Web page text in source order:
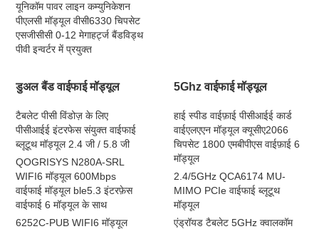
यूनिकॉम पावर लाइन कम्युनिकेशन
पीएलसी मॉड्यूल वीसी6330 चिपसेट
एसजीसीसी 0-12 मेगाहर्ट्ज बैंडविड्थ
पीवी इन्वर्टर में प्रयुक्त
डुअल बैंड वाईफाई मॉड्यूल
टैबलेट पीसी विंडोज़ के लिए
पीसीआईई इंटरफेस संयुक्त वाईफाई
ब्लूटूथ मॉड्यूल 2.4 जी / 5.8 जी
QOGRISYS N280A-SRL
WIFI6 मॉड्यूल 600Mbps
वाईफाई मॉड्यूल ble5.3 इंटरफ़ेस
वाईफाई 6 मॉड्यूल के साथ
6252C-PUB WIFI6 मॉड्यूल
5Ghz वाईफाई मॉड्यूल
हाई स्पीड वाईफ़ाई पीसीआईई कार्ड
वाईएलएएन मॉड्यूल क्यूसीए2066
चिपसेट 1800 एमबीपीएस वाईफ़ाई 6
मॉड्यूल
2.4/5GHz QCA6174 MU-
MIMO PCIe वाईफाई ब्लूटूथ
मॉड्यूल
एंड्रॉयड टैबलेट 5GHz क्वालकॉम